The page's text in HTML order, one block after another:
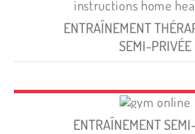
ENTRAÎNEMENT
SEMI-PRIVÉE
ENTRAÎNEMENT